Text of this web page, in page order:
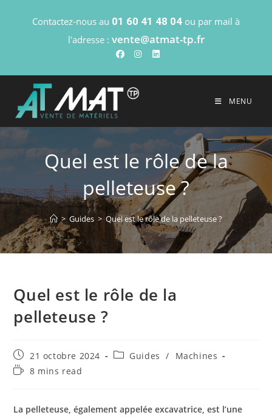
Contactez-nous au 01 60 41 48 04 ou par mail à
l'adresse : vente@atmat-tp.fr
MENU
Quel est le rôle de la
pelleteuse ?
> Guides > Quel est le rôle de la pelleteuse ?
Quel est le rôle de la
pelleteuse ?
21 octobre 2024 Guides /
Machines
8 mins read
La pelleteuse, également appelée excavatrice, est l’une